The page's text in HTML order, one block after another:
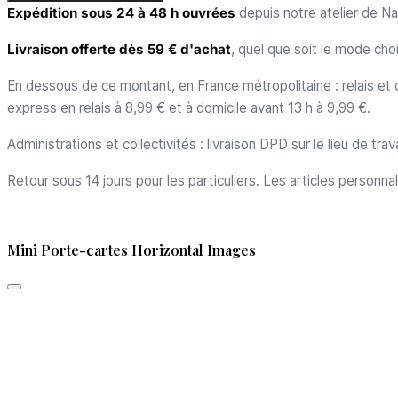
Expédition sous 24 à 48 h ouvrées depuis notre atelier de
Livraison offerte dès 59 € d'achat, quel que soit le mode
En dessous de ce montant, en France métropolitaine : relais
express en relais à 8,99 € et à domicile avant 13 h à 9,99 €.
Administrations et collectivités : livraison DPD sur le lieu de
Retour sous 14 jours pour les particuliers. Les articles
Mini Porte-cartes Horizontal Images